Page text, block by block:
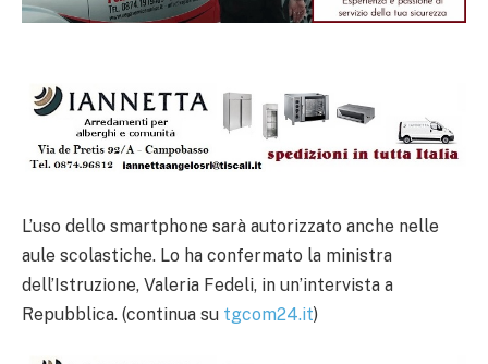
L’uso dello smartphone sarà autorizzato anche nelle
aule scolastiche. Lo ha confermato la ministra
dell’Istruzione, Valeria Fedeli, in un’intervista a
Repubblica. (continua su tgcom24.it)